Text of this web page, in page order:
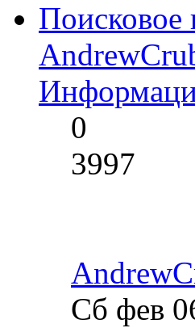
Поисковое
0
3997
Сб фев